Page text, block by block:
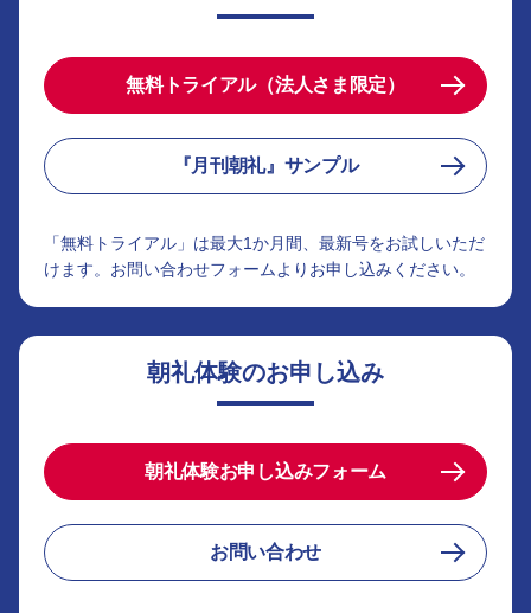
無料トライアル（法人さま限定）
『月刊朝礼』サンプル
「無料トライアル」は最大1か月間、最新号をお試しいただ
けます。お問い合わせフォームよりお申し込みください。
朝礼体験のお申し込み
朝礼体験お申し込みフォーム
お問い合わせ